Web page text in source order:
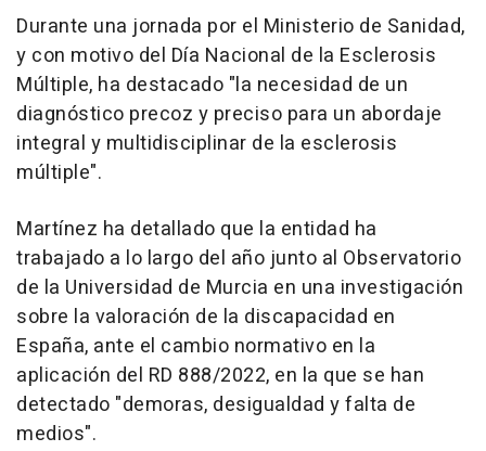
Durante una jornada por el Ministerio de Sanidad,
y con motivo del Día Nacional de la Esclerosis
Múltiple, ha destacado "la necesidad de un
diagnóstico precoz y preciso para un abordaje
integral y multidisciplinar de la esclerosis
múltiple".
Martínez ha detallado que la entidad ha
trabajado a lo largo del año junto al Observatorio
de la Universidad de Murcia en una investigación
sobre la valoración de la discapacidad en
España, ante el cambio normativo en la
aplicación del RD 888/2022, en la que se han
detectado "demoras, desigualdad y falta de
medios".